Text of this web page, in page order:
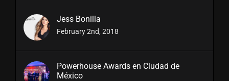
Jess Bonilla
February 2nd, 2018
Powerhouse Awards en Ciudad de
México